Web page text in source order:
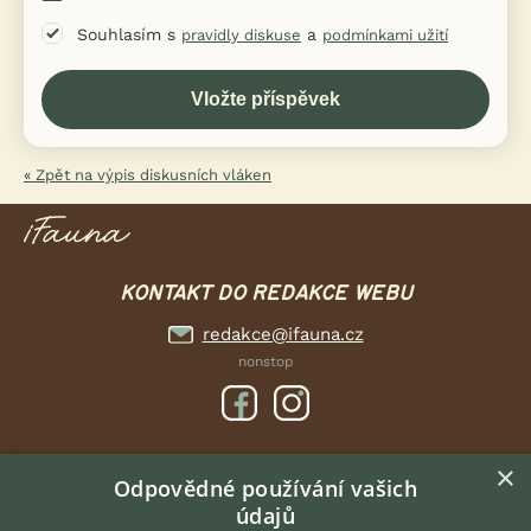
Souhlasím s pravidly diskuse a podmínkami užití
« Zpět na výpis diskusních vláken
KONTAKT DO REDAKCE WEBU
redakce@ifauna.cz
nonstop
DOMOVSKÁ STRÁNKA
INZERCE
×
Odpovědné používání vašich
údajů